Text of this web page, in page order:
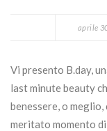
aprile
Vi presento B.day,
last minute beauty
benessere, o
meritato momento